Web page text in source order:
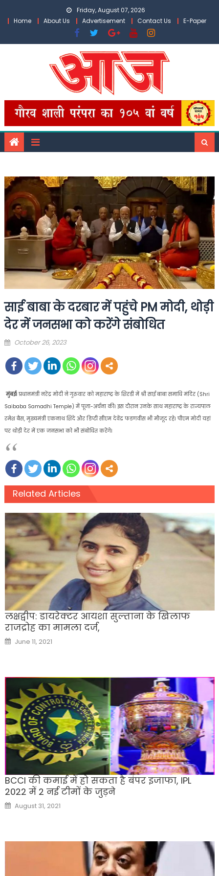
Friday, August 07, 2026
Home
About Us Advertisement Contact Us E-Paper
साई बाबा के दरबार में पहुंचे PM मोदी, थोड़ी
देर में जनसभा को करेंगे संबोधित
Posted
October 26, 2023
मुंबई। प्रधानमंत्री नरेंद्र मोदी ने गुरुवार को महाराष्ट्र के शिरडी में श्री साई बाबा समाधि मंदिर (Shri
Saibaba Samadhi Temple) में पूजा-अर्चना की। इस दौरान उनके साथ महाराष्ट्र के राज्यपाल
रमेश बैस, मुख्यमंत्री एकनाथ शिंदे और डिप्टी सीएम देवेंद्र फडणवीस भी मौजूद रहे। पीएम मोदी यहां
पर थोड़ी देर में एक जनसभा को भी संबोधित करेंगे।
Related Articles
लक्षद्वीप: डायरेक्टर आयशा सुल्ताना के खिलाफ
राजद्रोह का मामला दर्ज,
Posted
on
June 11, 2021
BCCI की कमाई में हो सकता है बंपर इजाफा, IPL
2022 में 2 नई टीमों के जुड़ने
Posted
on
August 31, 2021